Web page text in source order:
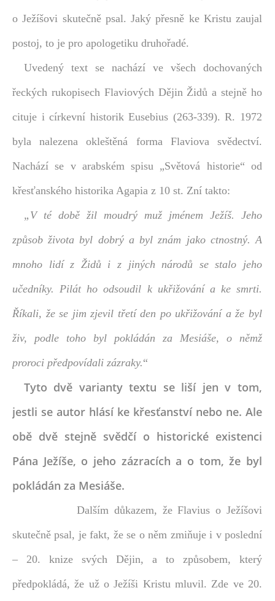
o Ježíšovi skutečně psal. Jaký přesně ke Kristu zaujal
postoj, to je pro apologetiku druhořadé.
Uvedený text se nachází ve všech dochovaných
řeckých rukopisech Flaviových Dějin Židů a stejně ho
cituje i církevní historik Eusebius (263-339). R. 1972
byla nalezena okleštěná forma Flaviova svědectví.
Nachází se v arabském spisu „Světová historie“ od
křesťanského historika Agapia z 10 st. Zní takto:
„V té době žil moudrý muž jménem Ježíš. Jeho
způsob života byl dobrý a byl znám jako ctnostný. A
mnoho lidí z Židů i z jiných národů se stalo jeho
učedníky. Pilát ho odsoudil k ukřižování a ke smrti.
Říkali, že se jim zjevil třetí den po ukřižování a že byl
živ, podle toho byl pokládán za Mesiáše, o němž
proroci předpovídali zázraky.“
Tyto dvě varianty textu se liší jen v tom,
jestli se autor hlásí ke křesťanství nebo ne. Ale
obě dvě stejně svědčí o historické existenci
Pána Ježíše, o jeho zázracích a o tom, že byl
pokládán za Mesiáše.
Dalším důkazem, že Flavius o Ježíšovi
skutečně psal, je fakt, že se o něm zmiňuje i v poslední
– 20. knize svých Dějin, a to způsobem, který
předpokládá, že už o Ježíši Kristu mluvil. Zde ve 20.